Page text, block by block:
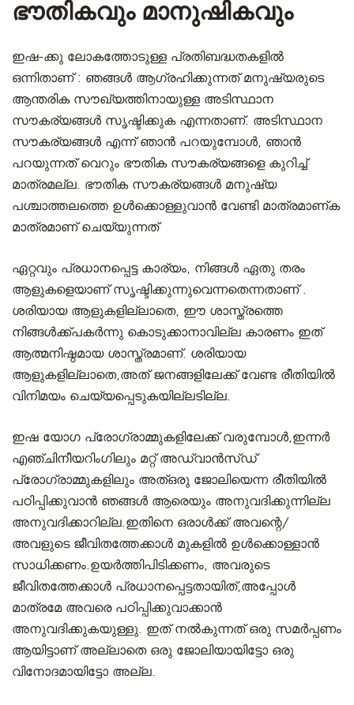
ഭൗതികവും മാനുഷികവും
ഇഷ-ക്കു ലോകത്തോടുള്ള പ്രതിബദ്ധതകളിൽ
ഒന്നിതാണ് : ഞങ്ങൾ ആഗ്രഹിക്കുന്നത് മനുഷ്യരുടെ
ആന്തരിക സൗഖ്യത്തിനായുള്ള അടിസ്ഥാന
സൗകര്യങ്ങൾ സൃഷ്ടിക്കുക എന്നതാണ്. അടിസ്ഥാന
സൗകര്യങ്ങൾ എന്ന് ഞാൻ പറയുമ്പോൾ, ഞാൻ
പറയുന്നത് വെറും ഭൗതിക സൗകര്യങ്ങളെ കുറിച്ച്
മാത്രമല്ല. ഭൗതിക സൗകര്യങ്ങൾ മനുഷ്യ
പശ്ചാത്തലത്തെ ഉൾക്കൊള്ളുവാന്‍ വേണ്ടി മാത്രമാണ്ക
മാത്രമാണ് ചെയ്യുന്നത്
ഏറ്റവും പ്രധാനപ്പെട്ട കാര്യം, നിങ്ങൾ ഏതു തരം
ആളുകളെയാണ് സൃഷ്ടിക്കുന്നുവെന്നതെന്നതാണ് .
ശരിയായ ആളുകളില്ലാതെ, ഈ ശാസ്ത്രത്തെ
നിങ്ങൾക്ക്പകർന്നു കൊടുക്കാനാവില്ല കാരണം ഇത്
ആത്മനിഷ്ഠമായ ശാസ്ത്രമാണ്. ശരിയായ
ആളുകളില്ലാതെ,അത് ജനങ്ങളിലേക്ക് വേണ്ട രീതിയിൽ
വിനിമയം ചെയ്യപ്പെടുകയില്ലടില്ല.
ഇഷ യോഗ പ്രോഗ്രാമ്മുകളിലേക്ക് വരുമ്പോൾ,ഇന്നർ
എഞ്ചിനീയറിംഗിലും മറ്റ് അഡ്വാൻസ്ഡ്
പ്രോഗ്രാമ്മുകളിലും അത്ഒരു ജോലിയെന്ന രീതിയിൽ
പഠിപ്പിക്കുവാൻ ഞങ്ങൾ ആരെയും അനുവദിക്കുന്നില്ല
അനുവദിക്കാറില്ല.ഇതിനെ ഒരാൾക്ക് അവന്റെ/
അവളുടെ ജീവിതത്തേക്കാൾ മുകളിൽ ഉൾക്കൊള്ളാൻ
സാധിക്കണം.ഉയര്‍ത്തിപിടിക്കണം, അവരുടെ
ജീവിതത്തേക്കാൾ പ്രധാനപ്പെട്ടതായിത്,അപ്പോൾ
മാത്രമേ അവരെ പഠിപ്പിക്കുവാക്കാൻ
അനുവദിക്കുകയുള്ളു. ഇത് നൽകുന്നത് ഒരു സമർപ്പണം
ആയിട്ടാണ് അല്ലാതെ ഒരു ജോലിയായിട്ടോ ഒരു
വിനോദമായിട്ടോ അല്ല.